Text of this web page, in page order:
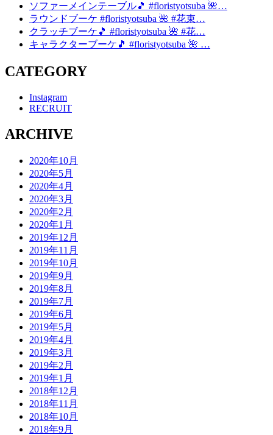
ソファーメインテーブル🎵 #floristyotsuba 🌺…
ラウンドブーケ #floristyotsuba 🌺 #花束…
クラッチブーケ🎵 #floristyotsuba 🌺 #花…
キャラクターブーケ🎵 #floristyotsuba 🌺 …
CATEGORY
Instagram
RECRUIT
ARCHIVE
2020年10月
2020年5月
2020年4月
2020年3月
2020年2月
2020年1月
2019年12月
2019年11月
2019年10月
2019年9月
2019年8月
2019年7月
2019年6月
2019年5月
2019年4月
2019年3月
2019年2月
2019年1月
2018年12月
2018年11月
2018年10月
2018年9月